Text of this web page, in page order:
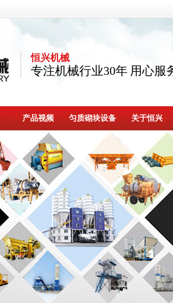
恒兴机械
专注机械行业30年 用心服
产品视频 匀质砌块设备 关于恒兴